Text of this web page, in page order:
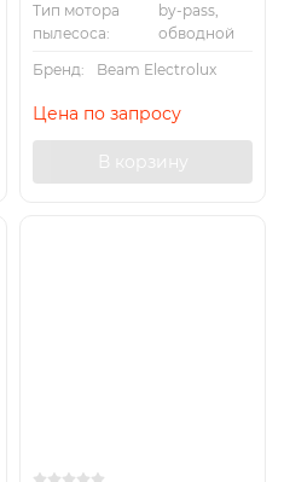
Тип мотора
пылесоса:
by-pass,
обводной
Бренд:
Beam Electrolux
Цена по запросу
В корзину